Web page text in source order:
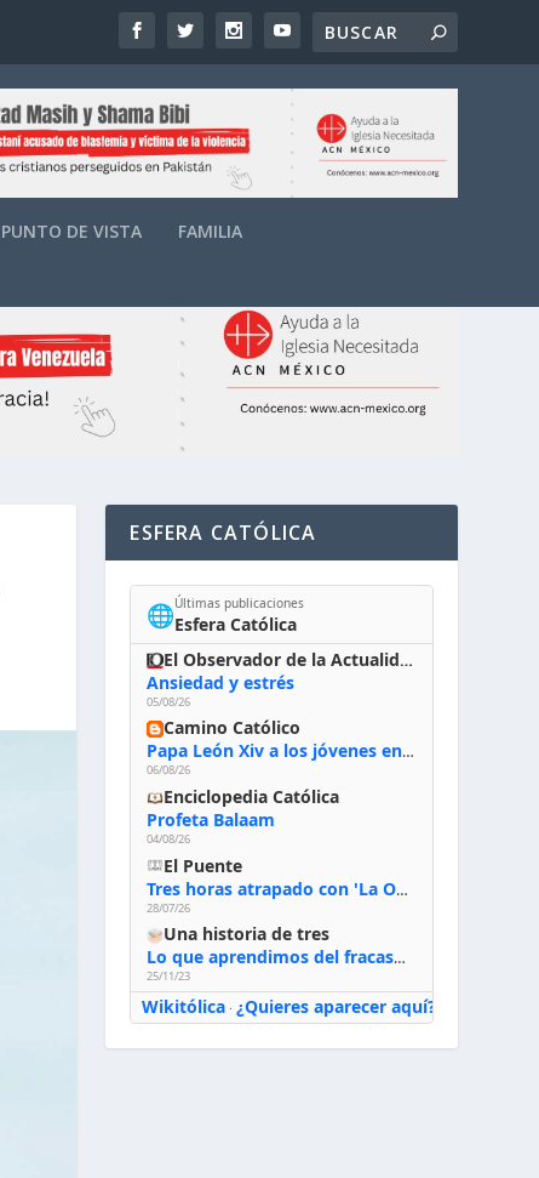
PUNTO DE VISTA FAMILIA
ESFERA CATÓLICA
🌐Últimas publicaciones
Esfera Católica
El Observador de la Actualidad
Ansiedad y estrés
05/08/26
Camino Católico
Papa León Xiv a los jóvenes en Asís, 6-8-2026: «De san Francisco aprendan la radicalidad evangélica: no los vuelve ciegos ni violentos, sino sensibles, atentos, siempre en el seguimiento de Jesús, humildes y acogiendo a todos»
06/08/26
Enciclopedia Católica
Profeta Balaam
04/08/26
El Puente
Tres horas atrapado con 'La Odisea' de Nolan
28/07/26
Una historia de tres
Lo que aprendimos del fracaso al emprender
25/11/23
Wikitólica· ¿Quieres aparecer aquí?